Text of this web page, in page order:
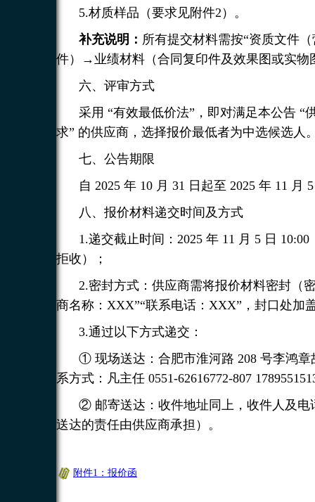
5.材质样品（要求见附件2）。
补充说明： 所有提交材料需按“资质文件
件）→业绩材料（合同复印件及效果图或实
六、评审方式
采用 “有效最低价法”，即对满足本公告 “
求” 的供应商，选择报价最低者为中选候选人
七、公告期限
自 2025 年 10 月 31 日起至 2025 年 11 月
八、报价材料递交时间及方式
1.递交截止时间：2025 年 11 月 5 日
拒收）；
2.密封方式：供应商需将报价材料密封（
商名称：XXX”“联系电话：XXX”，封口处加
3.通过以下方式递交：
① 现场送达：合肥市淮河路 208 号李鸿章
系方式：凡主任 0551-62616772-807
② 邮寄送达：收件地址同上，收件人及电
送达的责任由供应商承担）。
附件1：报价函